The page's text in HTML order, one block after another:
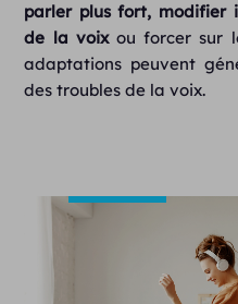
parler plus fort, modifier
de la voixou forcer sur
adaptations peuvent
des troubles de la voix.